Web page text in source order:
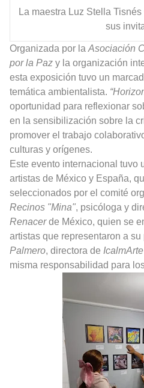
La maestra Luz Stella
sus
Organizada por la Asociación
por la Paz y la organización
esta exposición tuvo un
temática ambientalista.
oportunidad para reflexionar
en la sensibilización sobre la
promover el trabajo
culturas y orígenes.
Este evento internacional tuvo
artistas de México y España,
seleccionados por el comité
Recinos "Mina", psicóloga y
Renacerde México, quien se
artistas que representaron a
Palmero, directora de
misma responsabilidad para